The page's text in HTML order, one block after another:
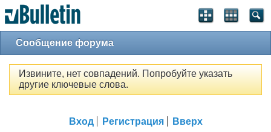
Сообщение форума
Извините, нет совпадений. Попробуйте указать
другие ключевые слова.
Вход Регистрация Вверх